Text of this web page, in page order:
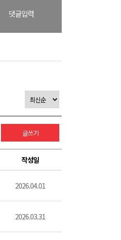
댓글입력
글쓰기
작성일
2026.04.01
2026.03.31